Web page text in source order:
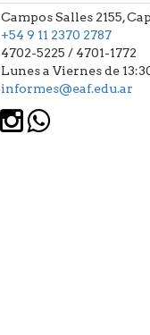
Campos Salles 2155,
+54 9 11 2370 2787
4702-5225 / 4701-1772
Lunes a Viernes de
informes@eaf.edu.ar